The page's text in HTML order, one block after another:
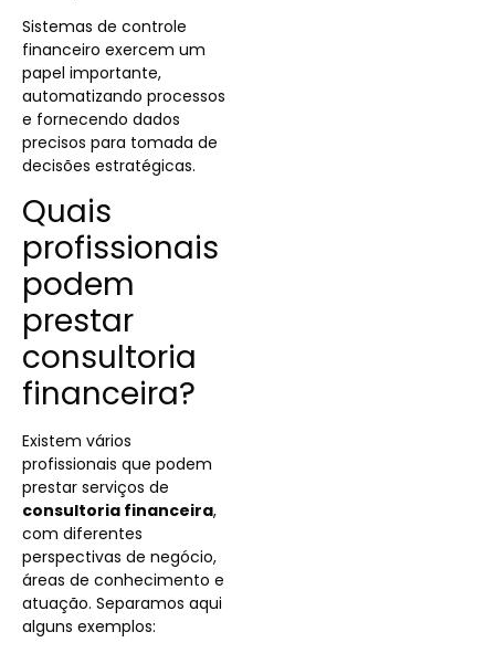
Sistemas de controle
financeiro exercem um
papel importante,
automatizando processos
e fornecendo dados
precisos para tomada de
decisões estratégicas.
Quais
profissionais
podem
prestar
consultoria
financeira?
Existem vários
profissionais que podem
prestar serviços de
consultoria financeira,
com diferentes
perspectivas de negócio,
áreas de conhecimento e
atuação. Separamos aqui
alguns exemplos: